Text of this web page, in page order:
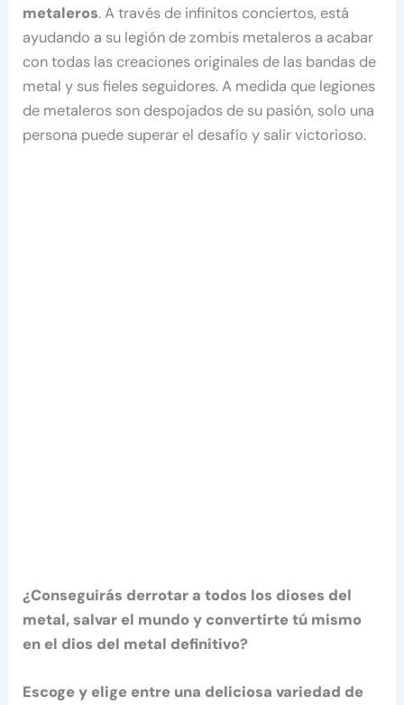
metaleros. A través de infinitos conciertos, está
ayudando a su legión de zombis metaleros a acabar
con todas las creaciones originales de las bandas de
metal y sus fieles seguidores. A medida que legiones
de metaleros son despojados de su pasión, solo una
persona puede superar el desafío y salir victorioso.
¿Conseguirás derrotar a todos los dioses del
metal, salvar el mundo y convertirte tú mismo
en el dios del metal definitivo?
Escoge y elige entre una deliciosa variedad de